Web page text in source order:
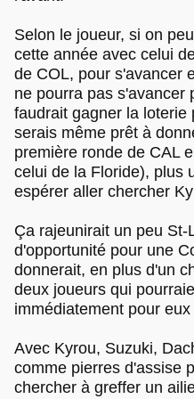
Selon le joueur, si on
cette année avec celui
de COL, pour s'avancer
ne pourra pas s'avancer
faudrait gagner la loterie
serais même prêt à
première ronde de CAL
celui de la Floride), plus
espérer aller chercher
Ça rajeunirait un peu
d'opportunité pour une
donnerait, en plus d'un
deux joueurs qui
immédiatement pour
Avec Kyrou, Suzuki,
comme pierres d'assise
chercher à greffer un